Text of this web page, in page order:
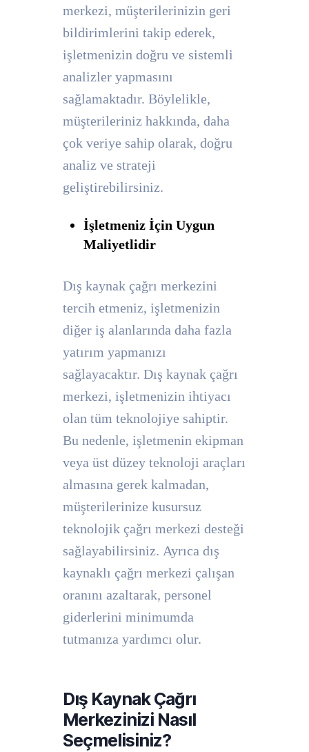
merkezi, müşterilerinizin geri
bildirimlerini takip ederek,
işletmenizin doğru ve sistemli
analizler yapmasını
sağlamaktadır. Böylelikle,
müşterileriniz hakkında, daha
çok veriye sahip olarak, doğru
analiz ve strateji
geliştirebilirsiniz.
İşletmeniz İçin Uygun
Maliyetlidir
Dış kaynak çağrı merkezini
tercih etmeniz, işletmenizin
diğer iş alanlarında daha fazla
yatırım yapmanızı
sağlayacaktır. Dış kaynak çağrı
merkezi, işletmenizin ihtiyacı
olan tüm teknolojiye sahiptir.
Bu nedenle, işletmenin ekipman
veya üst düzey teknoloji araçları
almasına gerek kalmadan,
müşterilerinize kusursuz
teknolojik çağrı merkezi desteği
sağlayabilirsiniz. Ayrıca dış
kaynaklı çağrı merkezi çalışan
oranını azaltarak, personel
giderlerini minimumda
tutmanıza yardımcı olur.
Dış Kaynak Çağrı
Merkezinizi Nasıl
Seçmelisiniz?